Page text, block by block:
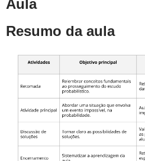
Aula
Resumo da aula